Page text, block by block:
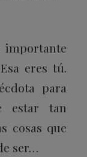
importante
eres tú.
para
estar tan
cosas que
ser…